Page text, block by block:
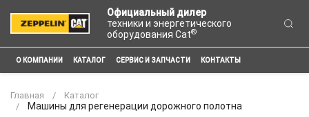
Официальный дилер
техники и энергетического
оборудования Cat®
О КОМПАНИИ КАТАЛОГ СЕРВИС И ЗАПЧАСТИ КОНТАКТЫ
Главная Каталог
Машины для регенерации дорожного полотна